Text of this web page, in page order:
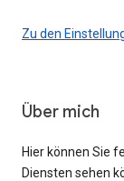
Zu den
Über mich
Hier können Sie
Diensten sehen